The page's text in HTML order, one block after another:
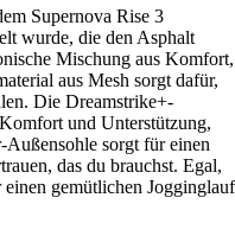
Supernova Rise 3
wurde, die den Asphalt
Mischung aus Komfort,
aus Mesh sorgt dafür,
Die Dreamstrike+-
und Unterstützung,
sorgt für einen
das du brauchst. Egal,
gemütlichen Jogginglauf